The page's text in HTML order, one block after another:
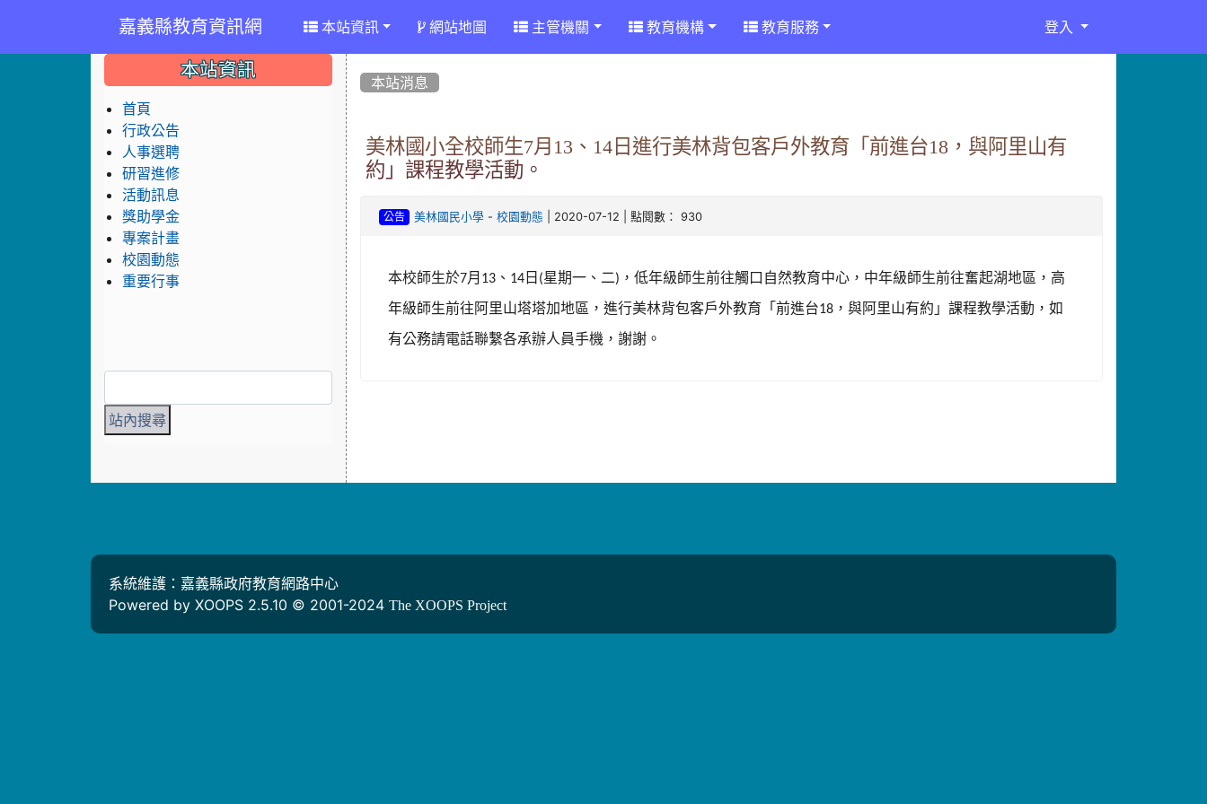
嘉義縣教育資訊網 本站資訊 網站地圖 主管機關 教育機構 教育服務 登入
本站消息
美林國小全校師生7月13、14日進行美林背包客戶外教育「前進台18，與阿里山有
約」課程教學活動。
公告 美林國民小學 - 校園動態 | 2020-07-12 | 點閱數： 930
本校師生於7月 13 、 14 日 (星期一 、 二) ，低年級師生前往觸口自然教育中心 ， 中年級師生前往奮起湖地區，高
年級師生前往阿里山塔塔加地區 ，進行美林背包客戶外教育「前進台18 ，與阿里山有約」課程教學活動，如
有公務請電話聯繫各承辦人員手機，謝謝。
::: 本站資訊
首頁
行政公告
人事選聘
研習進修
活動訊息
獎助學金
專案計畫
校園動態
重要行事
系統維護：嘉義縣政府教育網路中心
Powered by XOOPS 2.5.10 © 2001-2024 The XOOPS Project